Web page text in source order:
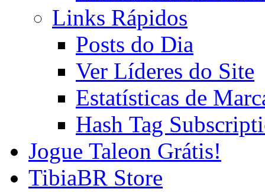
Links Rápidos
Posts do Dia
Ver Líderes do Site
Estatísticas de
Hash Tag
Jogue Taleon Grátis!
TibiaBR Store